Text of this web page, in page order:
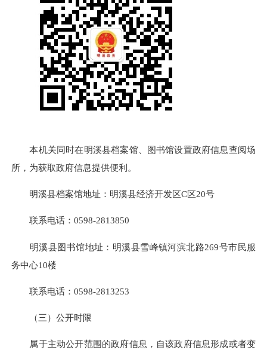
本机关同时在明溪县档案馆、图书馆设置政府信息查阅场
所，为获取政府信息提供便利。
明溪县档案馆地址：明溪县经济开发区C区20号
联系电话：0598-2813850
明溪县图书馆地址：明溪县雪峰镇河滨北路269号市民服
务中心10楼
联系电话：0598-2813253
（三）公开时限
属于主动公开范围的政府信息，自该政府信息形成或者变